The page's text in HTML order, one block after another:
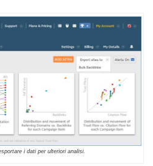
i dati per ulteriori analisi.